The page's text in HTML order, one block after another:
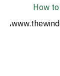
How
، من موقع: www.thewindowsclub.com،